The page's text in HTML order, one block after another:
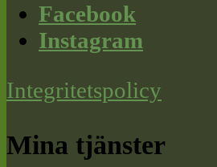
Facebook
Instagram
Integritetspolicy
Mina tjänster